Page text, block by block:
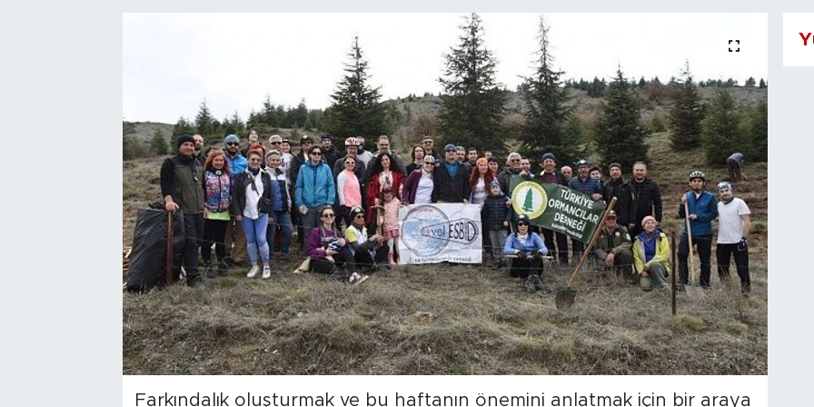
Farkındalık oluşturmak ve bu haftanın önemini anlatmak için bir araya